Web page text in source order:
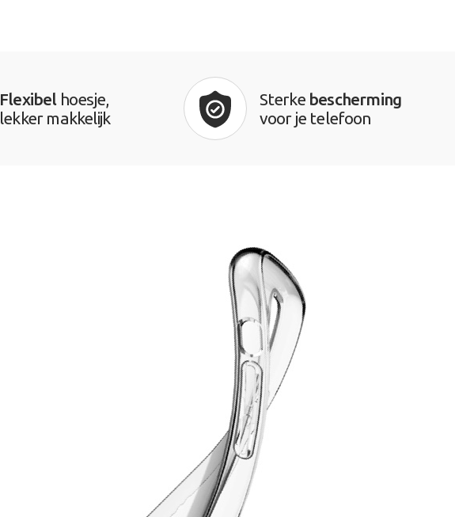
Flexibelhoesje,
lekker makkelijk
Sterke bescherming
voor je telefoon